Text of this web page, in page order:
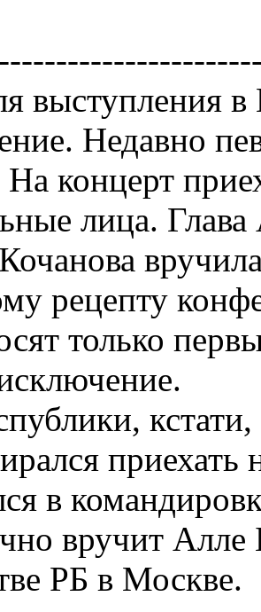
выступления
Недавно
концерт
лица.
рецепту
только
приехать
в
вручит Алле
РБ в Москве.